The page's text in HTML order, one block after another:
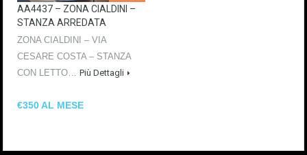
AA4437 – ZONA CIALDINI –
STANZA ARREDATA
ZONA CIALDINI – VIA
CESARE COSTA – STANZA
CON LETTO… Più Dettagli
€350 AL MESE